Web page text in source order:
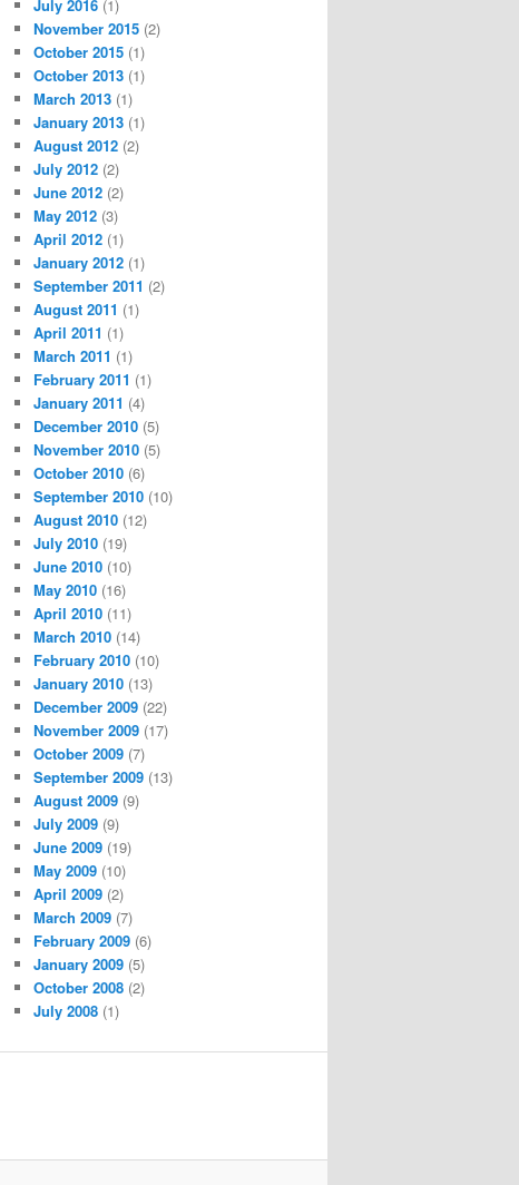
July 2016 (1)
November 2015 (2)
October 2015 (1)
October 2013 (1)
March 2013 (1)
January 2013 (1)
August 2012 (2)
July 2012 (2)
June 2012 (2)
May 2012 (3)
April 2012 (1)
January 2012 (1)
September 2011 (2)
August 2011 (1)
April 2011 (1)
March 2011 (1)
February 2011 (1)
January 2011 (4)
December 2010 (5)
November 2010 (5)
October 2010 (6)
September 2010 (10)
August 2010 (12)
July 2010 (19)
June 2010 (10)
May 2010 (16)
April 2010 (11)
March 2010 (14)
February 2010 (10)
January 2010 (13)
December 2009 (22)
November 2009 (17)
October 2009 (7)
September 2009 (13)
August 2009 (9)
July 2009 (9)
June 2009 (19)
May 2009 (10)
April 2009 (2)
March 2009 (7)
February 2009 (6)
January 2009 (5)
October 2008 (2)
July 2008 (1)